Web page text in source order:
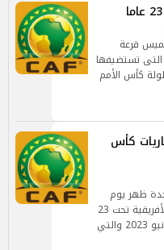
قرعة
الأفريقية تحت 23 سنة التى تستضيفها
وستكون بطولة كأس الأمم
كأس
ظهر يوم
الخميس المقبل قرعة تصفيات كأس الأمم الأفريقية تحت 23
سنة التي تستضيفها المغرب خلال شهر يونيو 2023 والتي